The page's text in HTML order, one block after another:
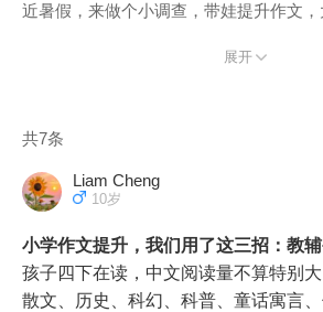
近暑假，来做个小调查，带娃提升作文
练 - 借助AI批改和帮忙 - 报作文课 - 暑假
展开
共7条
Liam Cheng
10岁
小学作文提升，我们用了这三招：教
孩子四下在读，中文阅读量不算特别
散文、历史、科幻、科普、童话寓言